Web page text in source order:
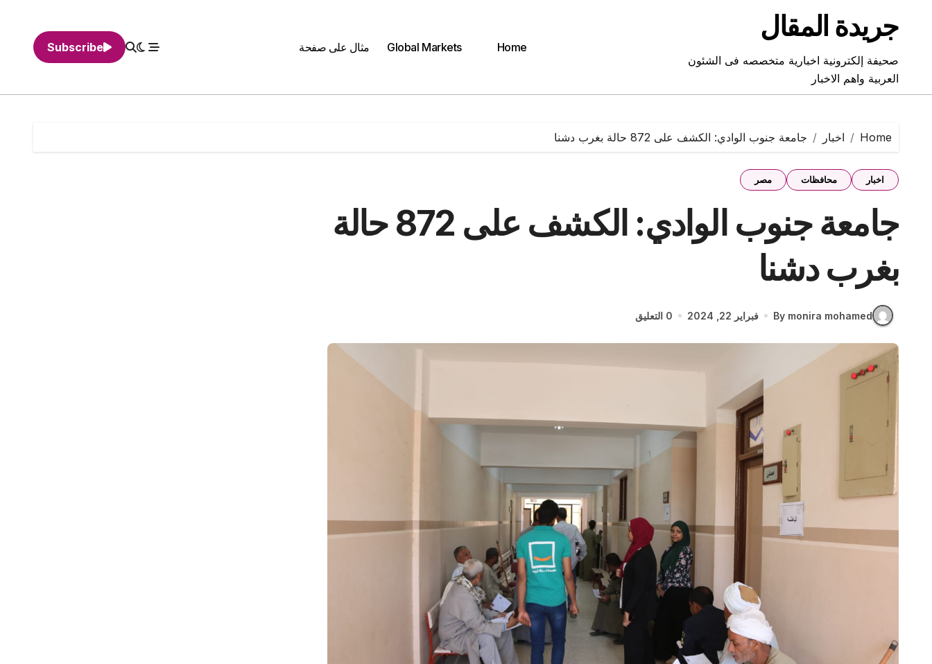
contentجريدة المقال
صحيفة إلكترونية اخبارية متخصصه فى الشئون
العربية واهم الاخبار
Home
Global Markets مثال على صفحة Subscribe
Home اخبار جامعة جنوب الوادي: الكشف على 872 حالة بغرب دشنا
اخبار محافظات مصر
جامعة جنوب الوادي: الكشف على 872 حالة
بغرب دشنا
By monira mohamed فبراير 22, 2024 0 التعليق